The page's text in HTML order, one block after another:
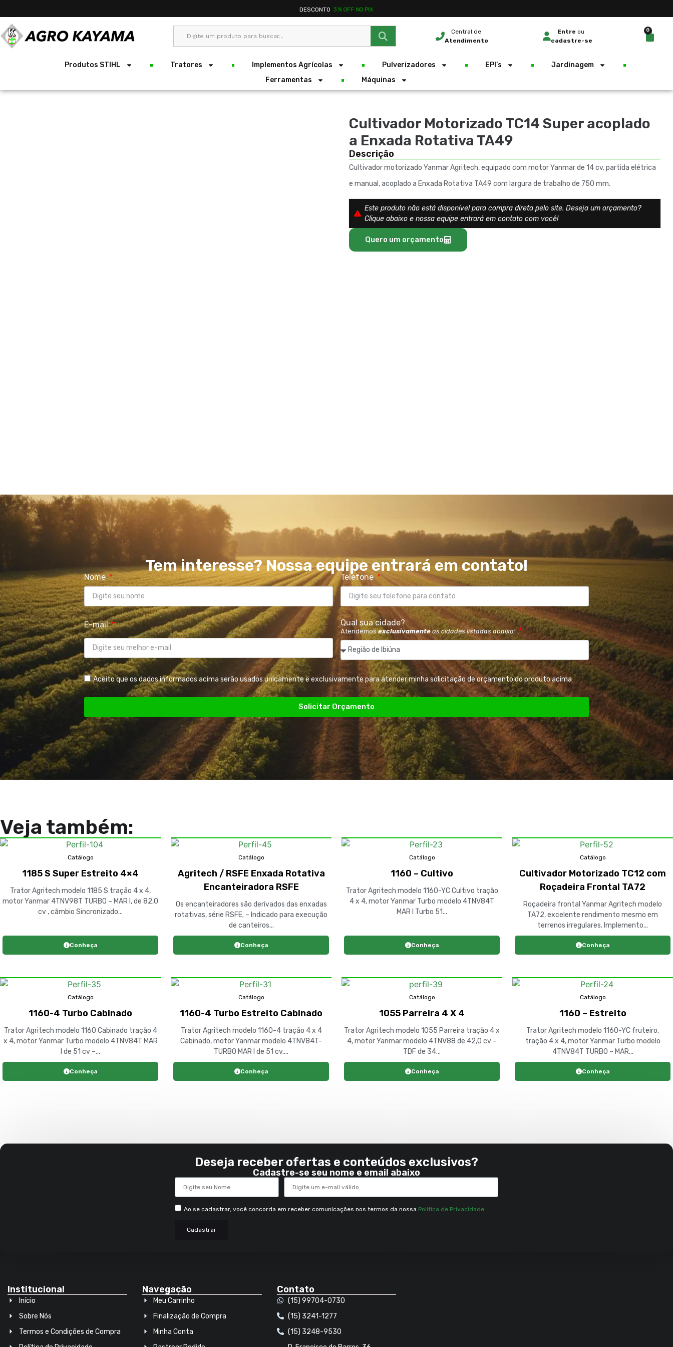
DESCONTO 3% OFF NO PIX
Central de
Atendimento
Entre ou
cadastre-se
0
Produtos STIHL Tratores Implementos Agrícolas Pulverizadores EPI’s
Jardinagem
Ferramentas
Máquinas
Cultivador Motorizado TC14 Super acoplado
a Enxada Rotativa TA49
Descrição
Cultivador motorizado Yanmar Agritech, equipado com motor Yanmar de 14 cv, partida elétrica
e manual, acoplado a Enxada Rotativa TA49 com largura de trabalho de 750 mm.
Este produto não está disponível para compra direta pelo site. Deseja um orçamento?
Clique abaixo e nossa equipe entrará em contato com você!
Quero um orçamento
Tem interesse? Nossa equipe entrará em contato!
Nome Telefone
E-mail Qual sua cidade?
Atendemosexclusivamenteas cidades listadas abaixo:
Aceito que os dados informados acima serão usados unicamente e exclusivamente para atender minha solicitação de orçamento do produto acima
Solicitar Orçamento
Veja também:
Catálogo
1185 S Super Estreito 4×4
Trator Agritech modelo 1185 S tração 4 x 4,
motor Yanmar 4TNV98T TURBO – MAR I, de 82,0
cv , câmbio Sincronizado...
Conheça
Catálogo
Agritech / RSFE Enxada Rotativa
Encanteiradora RSFE
Os encanteiradores são derivados das enxadas
rotativas, série RSFE; – Indicado para execução
de canteiros...
Conheça
Catálogo
1160 – Cultivo
Trator Agritech modelo 1160-YC Cultivo tração
4 x 4, motor Yanmar Turbo modelo 4TNV84T
MAR I Turbo 51...
Conheça
Catálogo
Cultivador Motorizado TC12 com
Roçadeira Frontal TA72
Roçadeira frontal Yanmar Agritech modelo
TA72, excelente rendimento mesmo em
terrenos irregulares. Implemento...
Conheça
Catálogo
1160-4 Turbo Cabinado
Trator Agritech modelo 1160 Cabinado tração 4
x 4, motor Yanmar Turbo modelo 4TNV84T MAR
I de 51 cv –...
Conheça
Catálogo
1160-4 Turbo Estreito Cabinado
Trator Agritech modelo 1160-4 tração 4 x 4
Cabinado, motor Yanmar modelo 4TNV84T-
TURBO MAR I de 51 cv....
Conheça
Catálogo
1055 Parreira 4 X 4
Trator Agritech modelo 1055 Parreira tração 4 x
4, motor Yanmar modelo 4TNV88 de 42,0 cv –
TDF de 34...
Conheça
Catálogo
1160 – Estreito
Trator Agritech modelo 1160-YC fruteiro,
tração 4 x 4, motor Yanmar Turbo modelo
4TNV84T TURBO – MAR...
Conheça
Deseja receber ofertas e conteúdos exclusivos?
Cadastre-se seu nome e email abaixo
Ao se cadastrar, você concorda em receber comunicações nos termos da nossa Política de Privacidade.
Cadastrar
Institucional
Início
Sobre Nós
Termos e Condições de Compra
Navegação
Meu Carrinho
Finalização de Compra
Minha Conta
Contato
(15) 99704-0730
(15) 3241-1277
(15) 3248-9530